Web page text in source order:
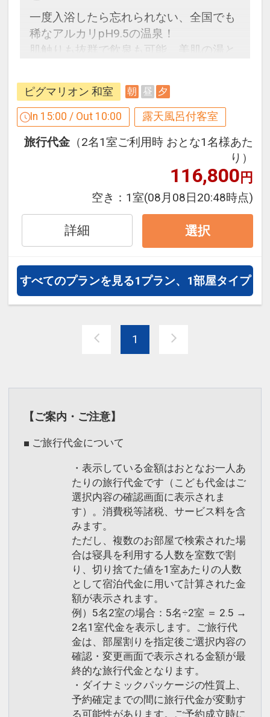
一度入浴したら忘れられない、全国でも
稀なアルカリpH9.5の温泉！
肌触りも抜群で飲泉も可能。美肌の湯と
【連泊するとお得】連泊割引がございま
す
連泊の場合、
２泊目より１泊につきおひとり様 おとな
１，０００円引、こどもＡ ７００円引、
※他の割引との併用はできません。
※割引適用後のご旅行代金は、カレンダ
ーからお進みいただいた後表示される
さい
※宿泊期間中すべての日において人数・
一であることが割引適用の条件となりま
下記期間は割引除外となります。
【4月】8・22
【5月】13・27
【7月】8
ここがポイント！
●コーヒー券付（おひとり様 ／ 滞在中１
●お部屋にバスタオルを２枚をご用意
（おひとり様 １泊ごと）
●お部屋に浴衣・作務衣を各１枚ずつご
用意（おひとり様 ／ 滞在中１回）
●飲む温泉「観音温泉」をご用意（おひ
とり様 １本）
●オリジナルフェイス＆ボディソープを
ご用意（おひとり様 １本 ／ おとなの女
性のみ対象）
ピグマリオン 和室 朝 昼 夕
In 15:00 / Out 10:00 露天風呂付客室
旅行代金 （2名1室ご利用時 おとな1名様あた
り）
116,800円
空き： 1室(08月08日20:48時点)
詳細 選択
すべてのプランを見る1プラン、1部屋タイプ
1
【ご案内・ご注意】
■ ご旅行代金について
・表示している金額はおとなお一人あ
たりの旅行代金です（こども代金はご
選択内容の確認画面に表示されま
す）。消費税等諸税、サービス料を含
みます。
ただし、複数のお部屋で検索された場
合は寝具を利用する人数を室数で割
り、切り捨てた値を1室あたりの人数
として宿泊代金に用いて計算された金
額が表示されます。
例）5名2室の場合：5名÷2室 ＝ 2.5 →
2名1室代金を表示します。ご旅行代
金は、部屋割りを指定後ご選択内容の
確認・変更画面で表示される金額が最
終的な旅行代金となります。
・ダイナミックパッケージの性質上、
予約確定までの間に旅行代金が変動す
る可能性があります。ご予約成立時に